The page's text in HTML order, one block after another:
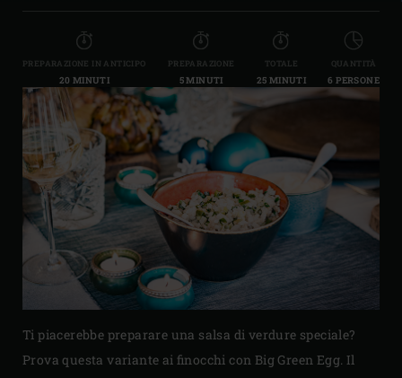
PREPARAZIONE IN ANTICIPO
20 MINUTI
PREPARAZIONE
5 MINUTI
TOTALE
25 MINUTI
QUANTITÀ
6 PERSONE
Ti piacerebbe preparare una salsa di verdure speciale?
Prova questa variante ai finocchi con Big Green Egg. Il